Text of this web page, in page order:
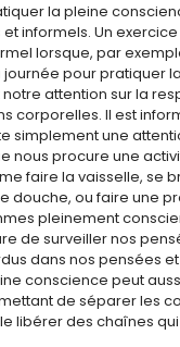
la pleine
informels. Un
lorsque, par
pour pratiquer
attention sur la
corporelles. Il est
simplement une
nous procure une
faire la vaisselle, se
douche, ou faire une
pleinement
de surveiller nos
dans nos pensées
conscience peut
de séparer les
libérer des chaînes